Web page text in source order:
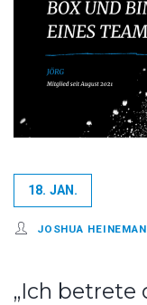
18. JAN.
JOSHUA
„Ich betrete